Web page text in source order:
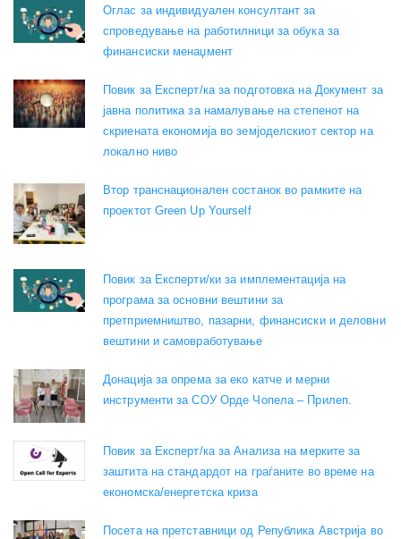
Оглас за индивидуален консултант за
спроведување на работилници за обука за
финансиски менаџмент
Повик за Експерт/ка за подготовка на Документ за
јавна политика за намалување на степенот на
скриената економија во земјоделскиот сектор на
локално ниво
Втор транснационален состанок во рамките на
проектот Green Up Yourself
Повик за Експерти/ки за имплементација на
програма за основни вештини за
претприемништво, пазарни, финансиски и деловни
вештини и самовработување
Донација за опрема за еко катче и мерни
инструменти за СОУ Орде Чопела – Прилеп.
Повик за Експерт/ка за Анализа на мерките за
заштита на стандардот на граѓаните во време на
економска/енергетска криза
Посета на претставници од Република Австрија во